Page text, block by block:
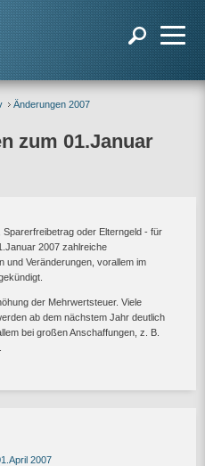
Änderungen 2007
zum 01.Januar
oder Elterngeld - für
2007 zahlreiche
und Veränderungen, vorallem im
der Mehrwertsteuer. Viele
ab dem nächstem Jahr deutlich
bei großen Anschaffungen, z. B.
2007